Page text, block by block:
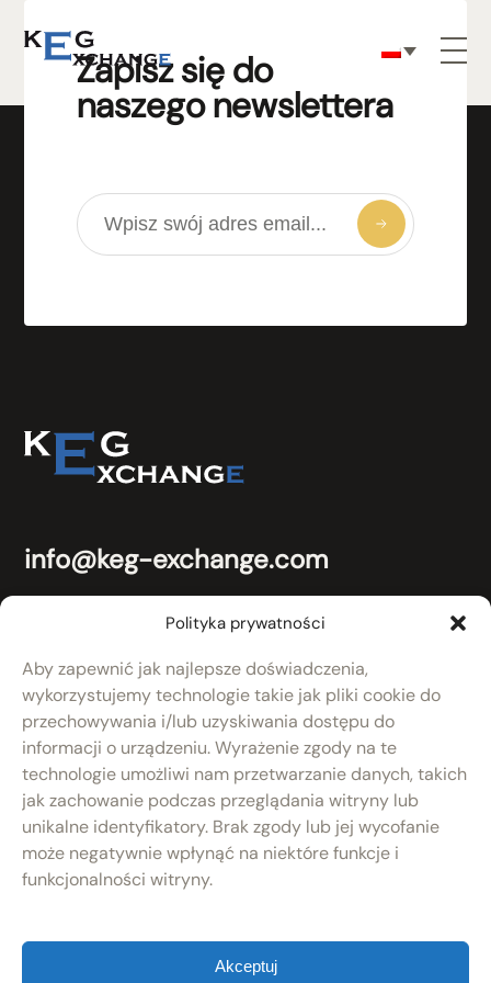
Polityka prywatności
Aby zapewnić jak najlepsze doświadczenia,
wykorzystujemy technologie takie jak pliki cookie do
przechowywania i/lub uzyskiwania dostępu do
informacji o urządzeniu. Wyrażenie zgody na te
technologie umożliwi nam przetwarzanie danych, takich
jak zachowanie podczas przeglądania witryny lub
unikalne identyfikatory. Brak zgody lub jej wycofanie
może negatywnie wpłynąć na niektóre funkcje i
funkcjonalności witryny.
Akceptuj
Zapisz się do
naszego newslettera
info@keg-exchange.com
+48 (59) 857-04-10
Adres
KEG Exchange Group Sp. z o.o
ul. Domaniewska 44
02-672 Warszawa
RODO
Polityka prywatności